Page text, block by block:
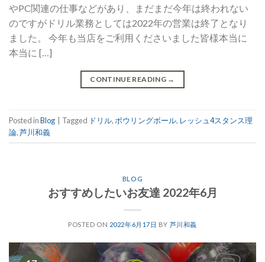
やPC関連の仕事などがあり、まだまだ今年は終われない
のですがドリル業務としては2022年の営業は終了となり
ました。 今年も当店をご利用くださいました皆様本当に
本当に […]
CONTINUE READING →
Posted inBlog | Tagged ドリル, ボウリングボール, レッシュ4スタンス理
論,芦川和義
BLOG
おすすめしたいお友達 2022年6月
POSTED ON 2022年6月17日 BY 芦川和義